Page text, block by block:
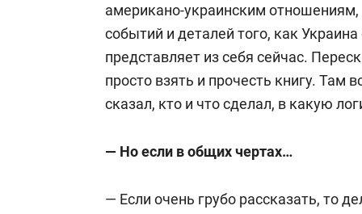
китайский язык.
Автор книг: «Мировые войны и
американо-украинским
событий и деталей того, как
представляет из себя сейчас.
просто взять и прочесть книгу. Там
сказал, кто и что сделал, в какую
— Но если в общих чертах…
— Если очень грубо рассказать, то